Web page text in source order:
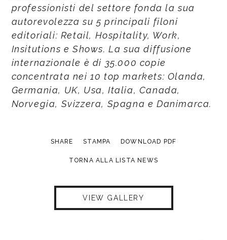
VIEW GALLERY
professionisti del settore fonda la sua
autorevolezza su 5 principali filoni
editoriali: Retail, Hospitality, Work,
Insitutions e Shows. La sua diffusione
internazionale è di 35.000 copie
concentrata nei 10 top markets: Olanda,
Germania, UK, Usa, Italia, Canada,
Norvegia, Svizzera, Spagna e Danimarca.
SHARE STAMPA DOWNLOAD PDF
TORNA ALLA LISTA NEWS